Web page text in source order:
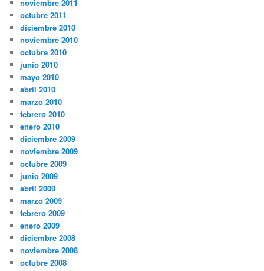
noviembre 2011
octubre 2011
diciembre 2010
noviembre 2010
octubre 2010
junio 2010
mayo 2010
abril 2010
marzo 2010
febrero 2010
enero 2010
diciembre 2009
noviembre 2009
octubre 2009
junio 2009
abril 2009
marzo 2009
febrero 2009
enero 2009
diciembre 2008
noviembre 2008
octubre 2008